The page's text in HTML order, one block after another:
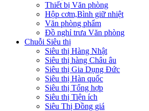
Thiết bị Văn phòng
Hộp cơm,Bình giữ nhiệt
Văn phòng phẩm
Đồ nghỉ trưa Văn phòng
Chuỗi Siêu thị
Siêu thị Hàng Nhật
Siêu thị hàng Châu âu
Siêu thị Gia Dụng Đức
Siêu thị Hàn quốc
Siêu thị Tổng hợp
Siêu thị Tiện ích
Siêu Thị Đồng giá